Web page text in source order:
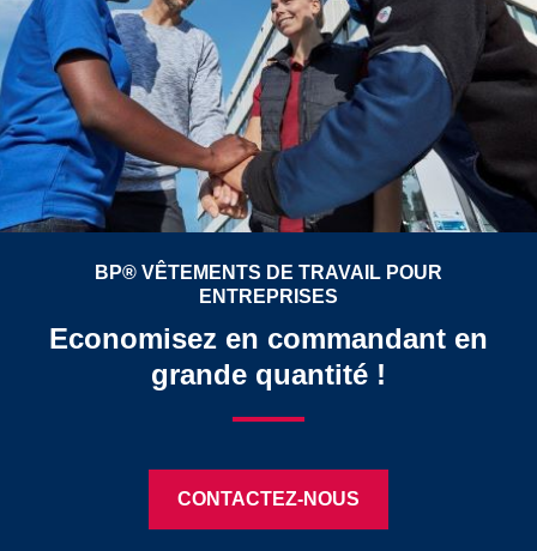
BP® VÊTEMENTS DE TRAVAIL POUR
ENTREPRISES
Economisez en commandant en
grande quantité !
CONTACTEZ-NOUS